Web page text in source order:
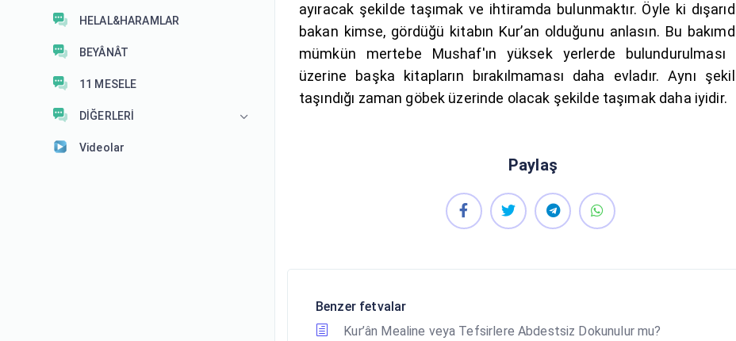
HELAL&HARAMLAR
BEYÂNÂT
11 MESELE
DİĞERLERİ
Videolar
ayıracak şekilde taşımak ve ihtiramda bulunmaktır. Öyle ki
bakan kimse, gördüğü kitabın Kur’an olduğunu anlasın. Bu
mümkün mertebe Mushaf'ın yüksek yerlerde bulundurulması
üzerine başka kitapların bırakılmaması daha evladır. Aynı
taşındığı zaman göbek üzerinde olacak şekilde taşımak daha iyidir.
Paylaş
Benzer fetvalar
Kur’ân Mealine veya Tefsirlere Abdestsiz Dokunulur mu?